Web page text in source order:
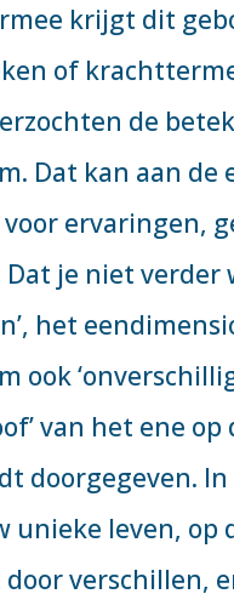
krijgt dit
of
de
Dat kan aan
ervaringen,
Dat je niet
het
ook
van het ene
doorgegeven.
unieke leven, op
verschillen,